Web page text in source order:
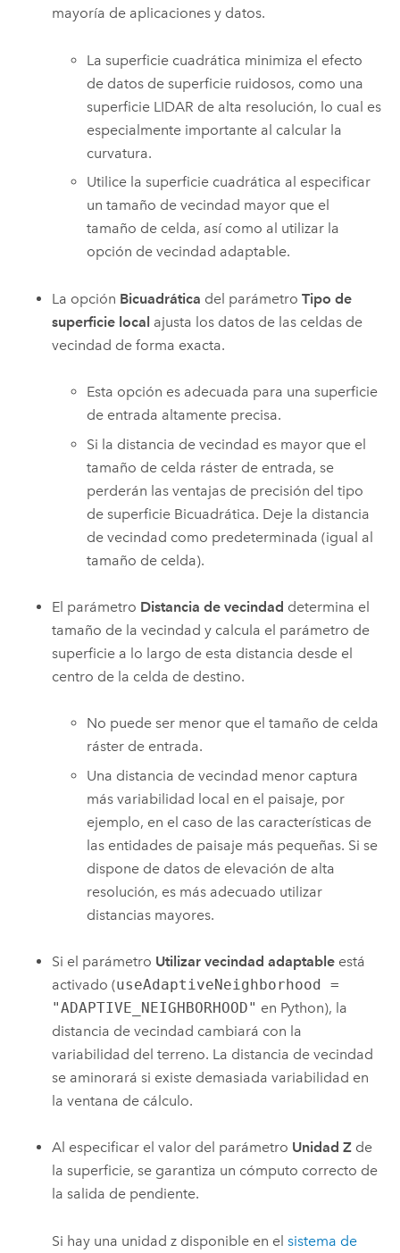
mayoría de aplicaciones y datos.
La superficie cuadrática minimiza el efecto
de datos de superficie ruidosos, como una
superficie LIDAR de alta resolución, lo cual es
especialmente importante al calcular la
curvatura.
Utilice la superficie cuadrática al especificar
un tamaño de vecindad mayor que el
tamaño de celda, así como al utilizar la
opción de vecindad adaptable.
La opción Bicuadrática del parámetroTipo de
superficie local ajusta los datos de las celdas de
vecindad de forma exacta.
Esta opción es adecuada para una superficie
de entrada altamente precisa.
Si la distancia de vecindad es mayor que el
tamaño de celda ráster de entrada, se
perderán las ventajas de precisión del tipo
de superficie Bicuadrática. Deje la distancia
de vecindad como predeterminada (igual al
tamaño de celda).
El parámetro Distancia de vecindad determina el
tamaño de la vecindad y calcula el parámetro de
superficie a lo largo de esta distancia desde el
centro de la celda de destino.
No puede ser menor que el tamaño de celda
ráster de entrada.
Una distancia de vecindad menor captura
más variabilidad local en el paisaje, por
ejemplo, en el caso de las características de
las entidades de paisaje más pequeñas. Si se
dispone de datos de elevación de alta
resolución, es más adecuado utilizar
distancias mayores.
Si el parámetro Utilizar vecindad adaptable está
activado (useAdaptiveNeighborhood =
"ADAPTIVE_NEIGHBORHOOD" en Python), la
distancia de vecindad cambiará con la
variabilidad del terreno. La distancia de vecindad
se aminorará si existe demasiada variabilidad en
la ventana de cálculo.
Al especificar el valor del parámetro Unidad Z de
la superficie, se garantiza un cómputo correcto de
la salida de pendiente.
Si hay una unidad z disponible en elsistema de